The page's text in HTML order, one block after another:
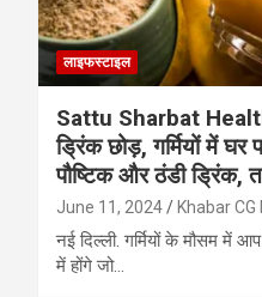
लाइफस्टाइल
Sattu Sharbat
ड्रिंक छोड़, गर्मियों में
पौष्टिक और ठंडी ड्रिंक,
June 11, 2024 Khabar CG
नई दिल्ली. गर्मियों के मौसम में
में होंगे जो…